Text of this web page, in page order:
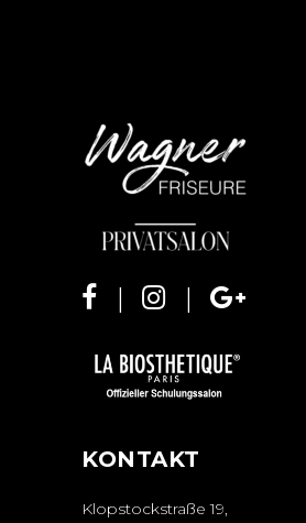
KONTAKT
Klopstockstraße 19,